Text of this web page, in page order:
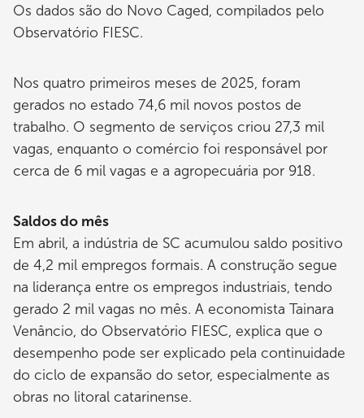
Os dados são do Novo Caged, compilados pelo
Observatório FIESC.
Nos quatro primeiros meses de 2025, foram
gerados no estado 74,6 mil novos postos de
trabalho. O segmento de serviços criou 27,3 mil
vagas, enquanto o comércio foi responsável por
cerca de 6 mil vagas e a agropecuária por 918.
Saldos do mês
Em abril, a indústria de SC acumulou saldo positivo
de 4,2 mil empregos formais. A construção segue
na liderança entre os empregos industriais, tendo
gerado 2 mil vagas no mês. A economista Tainara
Venâncio, do Observatório FIESC, explica que o
desempenho pode ser explicado pela continuidade
do ciclo de expansão do setor, especialmente as
obras no litoral catarinense.